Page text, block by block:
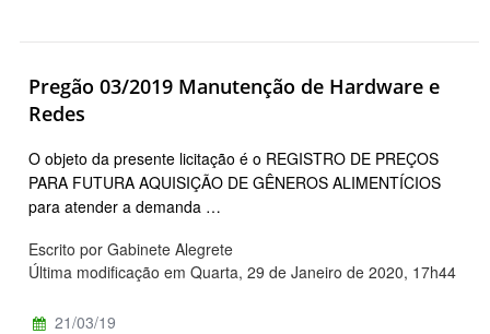
Pregão 03/2019 Manutenção de Hardware e
Redes
O objeto da presente licitação é o REGISTRO DE PREÇOS
PARA FUTURA AQUISIÇÃO DE GÊNEROS ALIMENTÍCIOS
para atender a demanda …
Escrito por Gabinete Alegrete
Última modificação em Quarta, 29 de Janeiro de 2020, 17h44
21/03/19